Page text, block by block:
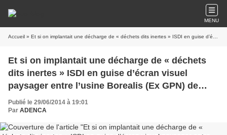
MENU
Accueil » Et si on implantait une décharge de « déchets dits inertes » ISDI en guise d’écran visuel paysager entre l’usine Borealis (Ex GPN) de Grandpuits et le hameau de Bagneaux
Et si on implantait une décharge de « déchets
dits inertes » ISDI en guise d’écran visuel
paysager entre l’usine Borealis (Ex GPN) de
Grandpuits et le hameau de Bagneaux
Publié le 29/06/2014 à 19:01
Par ADENCA